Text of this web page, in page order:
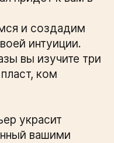
и создадим
интуиции.
вы изучите три
ком
украсит
вашими